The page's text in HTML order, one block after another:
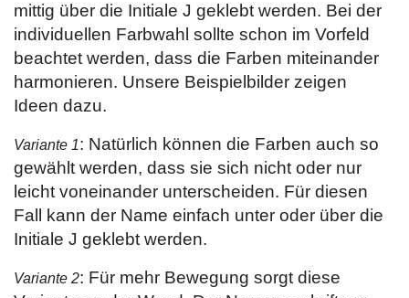
mittig über die Initiale J geklebt werden. Bei der
individuellen Farbwahl sollte schon im Vorfeld
beachtet werden, dass die Farben miteinander
harmonieren. Unsere Beispielbilder zeigen
Ideen dazu.
Variante 1: Natürlich können die Farben auch so
gewählt werden, dass sie sich nicht oder nur
leicht voneinander unterscheiden. Für diesen
Fall kann der Name einfach unter oder über die
Initiale J geklebt werden.
Variante 2: Für mehr Bewegung sorgt diese